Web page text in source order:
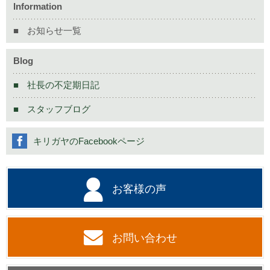
Information
お知らせ一覧
Blog
社長の不定期日記
スタッフブログ
お客様の声
お問い合わせ
キリガヤのFacebookページ